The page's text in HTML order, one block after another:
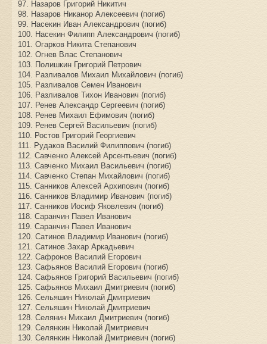
97. Назаров Григорий Никитич
98. Назаров Никанор Алексеевич (погиб)
99. Насекин Иван Александрович (погиб)
100. Насекин Филипп Александрович (погиб)
101. Огарков Никита Степанович
102. Огнев Влас Степанович
103. Полишкин Григорий Петрович
104. Разливалов Михаил Михайлович (погиб)
105. Разливалов Семен Иванович
106. Разливалов Тихон Иванович (погиб)
107. Ренев Александр Сергеевич (погиб)
108. Ренев Михаил Ефимович (погиб)
109. Ренев Сергей Васильевич (погиб)
110. Ростов Григорий Георгиевич
111. Рудаков Василий Филиппович (погиб)
112. Савченко Алексей Арсентьевич (погиб)
113. Савченко Михаил Васильевич (погиб)
114. Савченко Степан Михайлович (погиб)
115. Санников Алексей Архипович (погиб)
116. Санников Владимир Иванович (погиб)
117. Санников Иосиф Яковлевич (погиб)
118. Саранчин Павел Иванович
119. Саранчин Павел Иванович
120. Сатинов Владимир Иванович (погиб)
121. Сатинов Захар Аркадьевич
122. Сафронов Василий Егорович
123. Сафьянов Василий Егорович (погиб)
124. Сафьянов Григорий Васильевич (погиб)
125. Сафьянов Михаил Дмитриевич (погиб)
126. Сельяшин Николай Дмитриевич
127. Сельяшин Николай Дмитриевич
128. Селянин Михаил Дмитриевич (погиб)
129. Селянкин Николай Дмитриевич
130. Селянкин Николай Дмитриевич (погиб)